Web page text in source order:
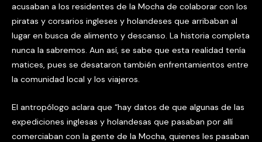
acusaban a los residentes de la Mocha de colaborar con los
piratas y corsarios ingleses y holandeses que arribaban al
lugar en busca de alimento y descanso. La historia completa
nunca la sabremos. Aun así, se sabe que esta realidad tenía
matices, pues se desataron también enfrentamientos entre
la comunidad local y los viajeros.
El antropólogo aclara que “hay datos de que algunas de las
expediciones inglesas y holandesas que pasaban por allí
comerciaban con la gente de la Mocha, quienes les pasaban